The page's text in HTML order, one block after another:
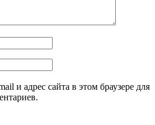
и адрес сайта в этом браузере для